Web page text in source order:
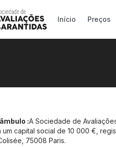
Início Preços
:A Sociedade de
um capital social de 10 000 €,
75008 Paris.